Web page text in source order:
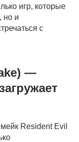
игр, которые
но и
с
—
Resident Evil